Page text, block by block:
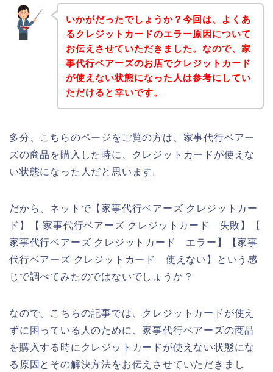
いかがだったでしょうか？今回は、よくあ
るクレジットカードのエラー原因について
お伝えさせていただきました。なので、家
事代行ベアーズのお店でクレジットカード
が使えない状態になった人は参考にしてい
ただけると幸いです。
多分、こちらのページをご覧の方は、家事代行ベアー
ズの商品を購入した時に、クレジットカードが使えな
い状態になった人だと思います。
だから、ネットで【家事代行ベアーズ クレジットカー
ド】【 家事代行ベアーズ クレジットカード 失敗】【
家事代行ベアーズ クレジットカード エラー】【家事
代行ベアーズ クレジットカード 使えない】という感
じで調べてみたのではないでしょうか？
なので、こちらの記事では、クレジットカードが使え
ずに困っている人のために、家事代行ベアーズの商品
を購入する時にクレジットカードが使えない状態にな
る原因とその解決方法をお伝えさせていただきまし